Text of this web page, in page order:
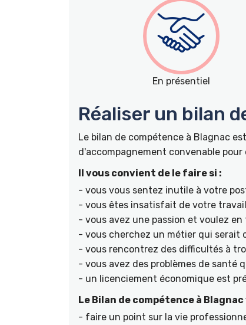
En présentiel
Réaliser un bilan
Le bilan de compétence à Blagnac
d'accompagnement convenable
Il vous convient de le faire si :
- vous vous sentez inutile à votre
- vous êtes insatisfait de votre
- vous avez une passion et voulez
- vous cherchez un métier qui serait
- vous rencontrez des difficultés à
- vous avez des problèmes de santé
- un licenciement économique est
Le Bilan de compétence à
- faire un point sur la vie